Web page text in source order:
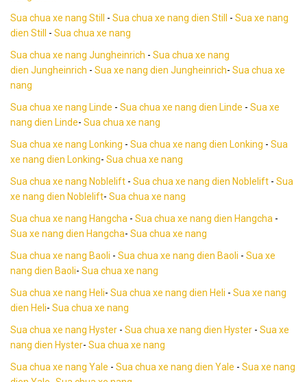
Sua chua xe nang Still - Sua chua xe nang dien Still - Sua xe nang
dien Still
- Sua chua xe nang
Sua chua xe nang Jungheinrich - Sua chua xe nang
dien Jungheinrich - Sua xe nang dien Jungheinrich- Sua chua xe
nang
Sua chua xe nang Linde - Sua chua xe nang dien Linde - Sua xe
nang dien Linde- Sua chua xe nang
Sua chua xe nang Lonking - Sua chua xe nang dien Lonking - Sua
xe nang dien Lonking- Sua chua xe nang
Sua chua xe nang Noblelift - Sua chua xe nang dien Noblelift - Sua
xe nang dien Noblelift- Sua chua xe nang
Sua chua xe nang Hangcha - Sua chua xe nang dien Hangcha -
Sua xe nang dien Hangcha- Sua chua xe nang
Sua chua xe nang Baoli - Sua chua xe nang dien Baoli - Sua xe
nang dien Baoli- Sua chua xe nang
Sua chua xe nang Heli- Sua chua xe nang dien Heli - Sua xe nang
dien Heli- Sua chua xe nang
Sua chua xe nang Hyster - Sua chua xe nang dien Hyster - Sua xe
nang dien Hyster- Sua chua xe nang
Sua chua xe nang Yale - Sua chua xe nang dien Yale - Sua xe nang